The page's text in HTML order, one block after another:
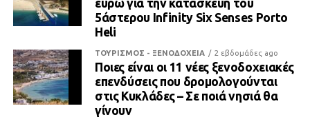
ευρώ για την κατασκευή του
5άστερου Infinity Six Senses Porto
Heli
ΤΟΥΡΙΣΜΟΣ - ΞΕΝΟΔΟΧΕΙΑ 2 εβδομάδες ago
Ποιες είναι οι 11 νέες ξενοδοχειακές
επενδύσεις που δρομολογούνται
στις Κυκλάδες – Σε ποιά νησιά θα
γίνουν